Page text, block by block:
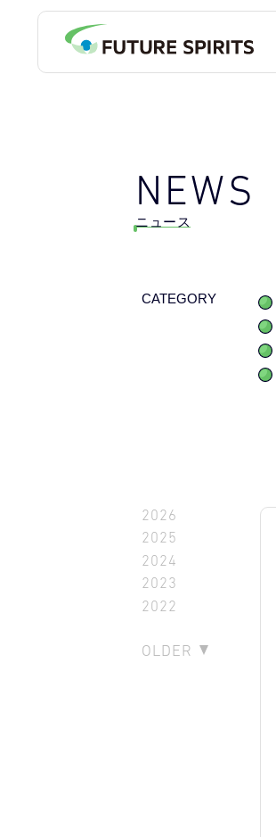
NEWS
ニュース
CATEGORY
2026
2025
2024
2023
2022
OLDER